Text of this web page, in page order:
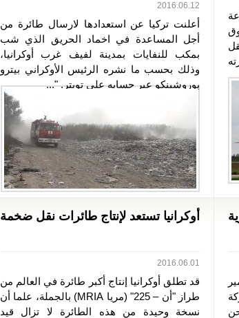
2016.06.12
أعلنت تركيا عن استعدادها لارسال طائرة من
أجل المساعدة في اخماد الحريق الذي شب
بمكب للنفايات بمدينة لفيف غرب أوكرانيا،
وذلك بحسب ما نشره الرئيس الأوكراني بيترو
بوروشينكو عبر حسابه على تويتر. "...
شحن
أوكرانيا تستعد لإنتاج طائرات نقل ضخمة
2016.06.01
قد تطلق أوكرانيا إنتاج أكبر طائرة في العالم من
طراز "أن – 225" (مريا MRIA) بالجملة، علما أن
نسخة وحيدة من هذه الطائرة لا تزال قيد